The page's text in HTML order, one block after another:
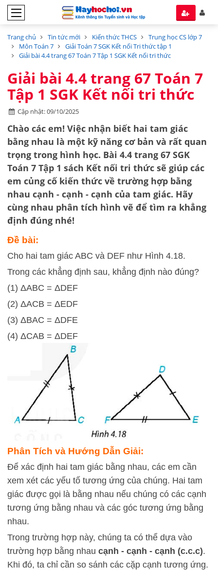
Trang chủ Tin tức mới Kiến thức THCS
Trung học CS lớp 7
Môn Toán 7
Giải Toán 7 SGK Kết nối Tri thức tập 1
Giải bài 4.4 trang 67 Toán 7 Tập 1 SGK Kết nối tri thức
Giải bài 4.4 trang 67 Toán 7
Tập 1 SGK Kết nối tri thức
Cập nhật: 09/10/2025
Chào các em! Việc nhận biết hai tam giác
bằng nhau là một kỹ năng cơ bản và rất quan
trọng trong hình học. Bài 4.4 trang 67 SGK
Toán 7 Tập 1 sách Kết nối tri thức sẽ giúp các
em củng cố kiến thức về trường hợp bằng
nhau cạnh - cạnh - cạnh của tam giác. Hãy
cùng nhau phân tích hình vẽ để tìm ra khẳng
định đúng nhé!
Đề bài:
Cho hai tam giác ABC và DEF như Hình 4.18.
Trong các khẳng định sau, khẳng định nào đúng?
(1) ΔABC = ΔDEF
(2) ΔACB = ΔEDF
(3) ΔBAC = ΔDFE
(4) ΔCAB = ΔDEF
Phân Tích và Hướng Dẫn Giải:
Để xác định hai tam giác bằng nhau, các em cần
xem xét các yếu tố tương ứng của chúng. Hai tam
giác được gọi là bằng nhau nếu chúng có các cạnh
tương ứng bằng nhau và các góc tương ứng bằng
nhau.
Trong trường hợp này, chúng ta có thể dựa vào
trường hợp bằng nhau cạnh - cạnh - cạnh (c.c.c).
Khi đó, ta chỉ cần so sánh các cặp cạnh tương ứng.